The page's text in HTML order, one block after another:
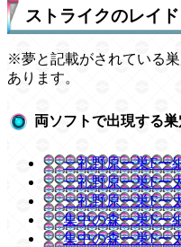
ストライクのレイド
※夢と記載がされている
あります。
両ソフトで出現する巣
一礼野原ー巣Fー
一礼野原ー巣Fー
一礼野原ー巣Fー
集中の森ー巣Fー
集中の森ー巣Fー